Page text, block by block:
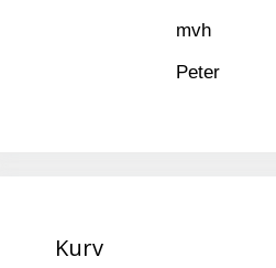
mvh
Peter
Kurv